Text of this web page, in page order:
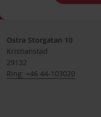
Ostra Storgatan 10
Kristianstad
29132
Ring: +46 44-103020